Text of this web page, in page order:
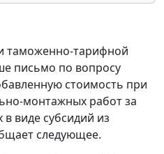
таможенно-тарифной
письмо по вопросу
стоимость при
монтажных работ за
в виде субсидий из
следующее.